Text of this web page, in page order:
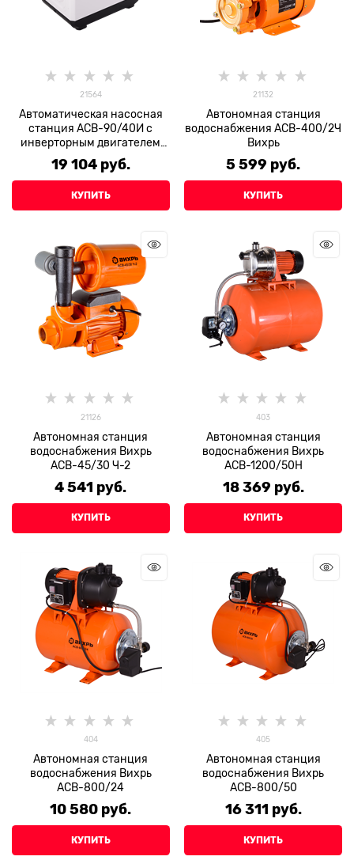
21564
Автоматическая насосная
станция АСВ-90/40И с
инверторным двигателем
Вихрь
19 104 руб.
КУПИТЬ
21132
Автономная станция
водоснабжения АСВ-400/2Ч
Вихрь
5 599 руб.
КУПИТЬ
21126
Автономная станция
водоснабжения Вихрь
АСВ-45/30 Ч-2
4 541 руб.
КУПИТЬ
403
Автономная станция
водоснабжения Вихрь
АСВ-1200/50Н
18 369 руб.
КУПИТЬ
404
Автономная станция
водоснабжения Вихрь
АСВ-800/24
10 580 руб.
КУПИТЬ
405
Автономная станция
водоснабжения Вихрь
АСВ-800/50
16 311 руб.
КУПИТЬ